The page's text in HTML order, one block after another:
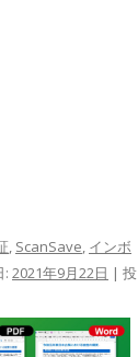
, ScanSave, インボ
: 2021年9月22日 | 投